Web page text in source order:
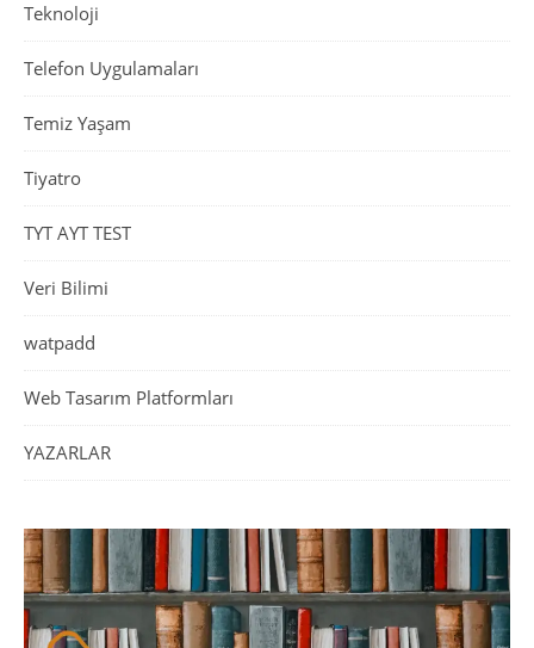
Teknoloji
Telefon Uygulamaları
Temiz Yaşam
Tiyatro
TYT AYT TEST
Veri Bilimi
watpadd
Web Tasarım Platformları
YAZARLAR